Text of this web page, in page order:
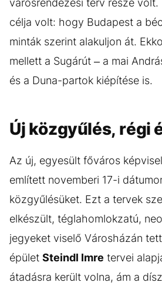
célja volt: hogy Budapest a
minták szerint alakuljon át.
mellett a Sugárút – a mai
és a Duna-partok kiépítése is.
Új közgyűlés, régi
Az új, egyesült főváros
említett novemberi 17-i
közgyűlésüket. Ezt a tervek
elkészült, téglahomlokzatú,
jegyeket viselő Városházán
épület Steindl Imre tervei
átadásra került volna, ám a